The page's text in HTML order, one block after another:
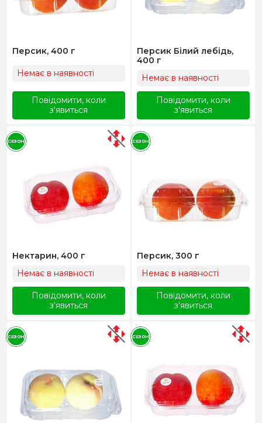
Персик, 400 г
Немає в наявності
Повідомити, коли
з'явиться
Персик Білий лебідь,
400 г
Немає в наявності
Повідомити, коли
з'явиться
Нектарин, 400 г
Немає в наявності
Повідомити, коли
з'явиться
СЕЗОН
Персик, 300 г
Немає в наявності
Повідомити, коли
з'явиться
СЕЗОН
СЕЗОН СЕЗОН